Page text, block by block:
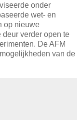
onder
wet- en
op nieuwe
verder open te
De AFM
van de